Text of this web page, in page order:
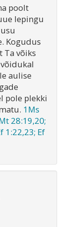
poolt
lepingu
Kogudus
Ta võiks
aulise
pole plekki
1Ms
28:19,20;
1:22,23; Ef